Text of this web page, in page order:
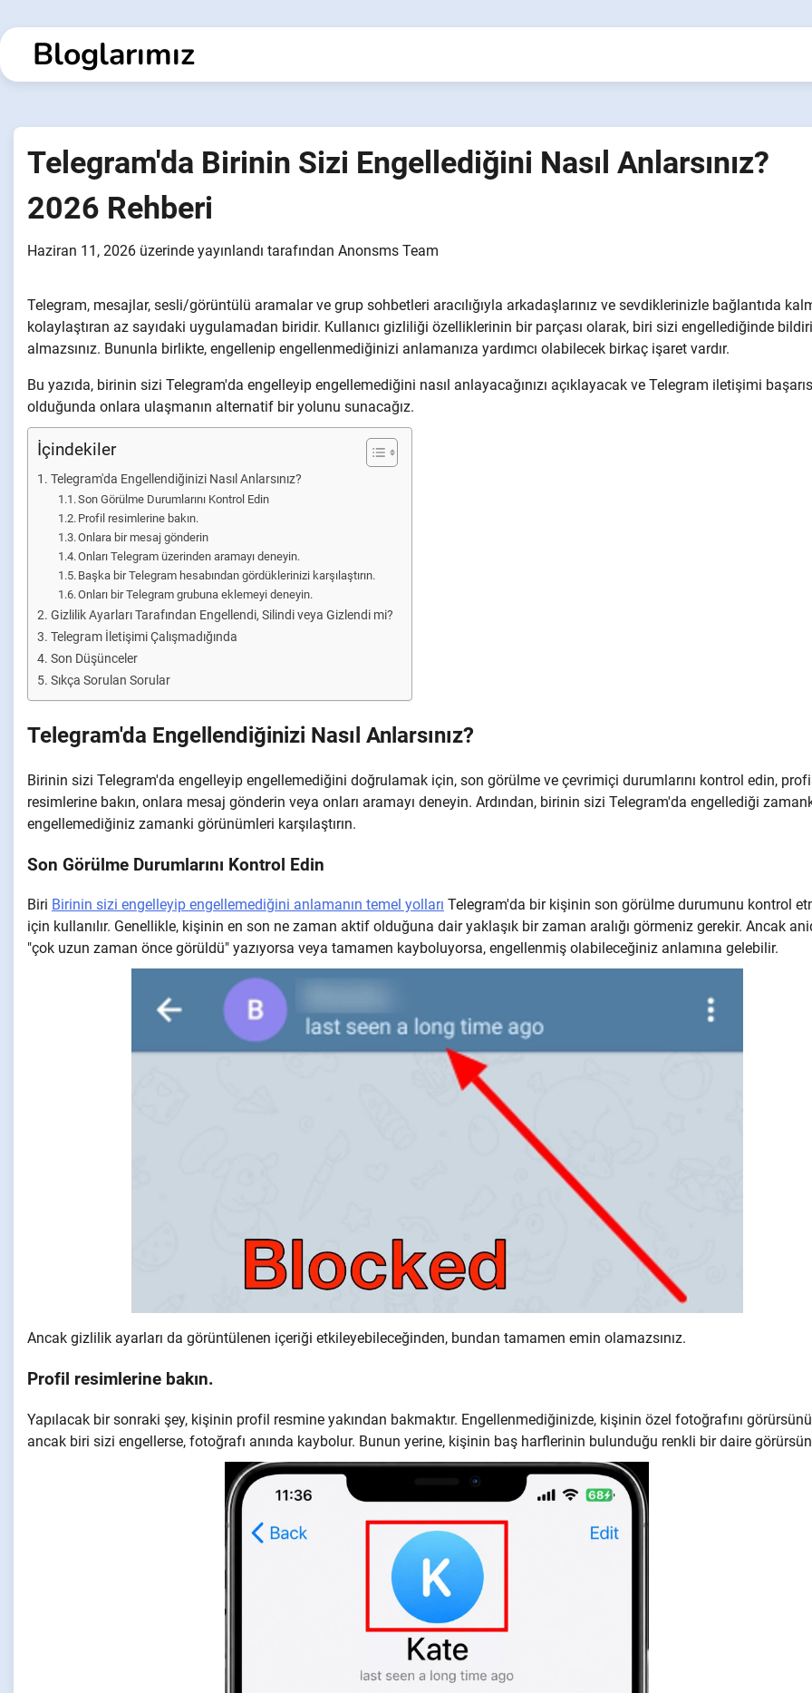
geç
Bloglarımız
Telegram'da Birinin Sizi Engellediğini Nasıl Anlarsınız?
2026 Rehberi
Haziran 11, 2026 üzerinde yayınlandı tarafından Anonsms Team
Telegram, mesajlar, sesli/görüntülü aramalar ve grup sohbetleri aracılığıyla arkadaşlarınız ve sevdiklerinizle bağlantıda
kolaylaştıran az sayıdaki uygulamadan biridir. Kullanıcı gizliliği özelliklerinin bir parçası olarak, biri sizi engellediğinde
almazsınız. Bununla birlikte, engellenip engellenmediğinizi anlamanıza yardımcı olabilecek birkaç işaret vardır.
Bu yazıda, birinin sizi Telegram'da engelleyip engellemediğini nasıl anlayacağınızı açıklayacak ve Telegram iletişimi
olduğunda onlara ulaşmanın alternatif bir yolunu sunacağız.
İçindekiler
Telegram'da Engellendiğinizi Nasıl Anlarsınız?
Son Görülme Durumlarını Kontrol Edin
Profil resimlerine bakın.
Onlara bir mesaj gönderin
Onları Telegram üzerinden aramayı deneyin.
Başka bir Telegram hesabından gördüklerinizi karşılaştırın.
Onları bir Telegram grubuna eklemeyi deneyin.
Gizlilik Ayarları Tarafından Engellendi, Silindi veya Gizlendi mi?
Telegram İletişimi Çalışmadığında
Son Düşünceler
Sıkça Sorulan Sorular
Telegram'da Engellendiğinizi Nasıl Anlarsınız?
Birinin sizi Telegram'da engelleyip engellemediğini doğrulamak için, son görülme ve çevrimiçi durumlarını kontrol edin,
resimlerine bakın, onlara mesaj gönderin veya onları aramayı deneyin. Ardından, birinin sizi Telegram'da engellediği
engellemediğiniz zamanki görünümleri karşılaştırın.
Son Görülme Durumlarını Kontrol Edin
Biri Birinin sizi engelleyip engellemediğini anlamanın temel yolları Telegram'da bir kişinin son görülme durumunu kontrol
için kullanılır. Genellikle, kişinin en son ne zaman aktif olduğuna dair yaklaşık bir zaman aralığı görmeniz gerekir. Ancak
"çok uzun zaman önce görüldü" yazıyorsa veya tamamen kayboluyorsa, engellenmiş olabileceğiniz anlamına gelebilir.
Ancak gizlilik ayarları da görüntülenen içeriği etkileyebileceğinden, bundan tamamen emin olamazsınız.
Profil resimlerine bakın.
Yapılacak bir sonraki şey, kişinin profil resmine yakından bakmaktır. Engellenmediğinizde, kişinin özel fotoğrafını
ancak biri sizi engellerse, fotoğrafı anında kaybolur. Bunun yerine, kişinin baş harflerinin bulunduğu renkli bir daire